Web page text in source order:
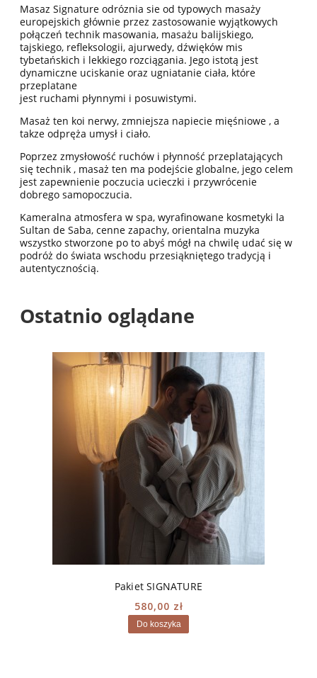
Masaz Signature odróznia sie od typowych masaży
europejskich głównie przez zastosowanie wyjątkowych
połączeń technik masowania, masażu balijskiego,
tajskiego, refleksologii, ajurwedy, dźwięków mis
tybetańskich i lekkiego rozciągania. Jego istotą jest
dynamiczne uciskanie oraz ugniatanie ciała, które
przeplatane
jest ruchami płynnymi i posuwistymi.
Masaż ten koi nerwy, zmniejsza napiecie mięśniowe , a
takze odpręża umysł i ciało.
Poprzez zmysłowość ruchów i płynność przeplatających
się technik , masaż ten ma podejście globalne, jego celem
jest zapewnienie poczucia ucieczki i przywrócenie
dobrego samopoczucia.
Kameralna atmosfera w spa, wyrafinowane kosmetyki la
Sultan de Saba, cenne zapachy, orientalna muzyka
wszystko stworzone po to abyś mógł na chwilę udać się w
podróż do świata wschodu przesiąkniętego tradycją i
autentycznością.
Ostatnio oglądane
Pakiet SIGNATURE
580,00 zł
Do koszyka